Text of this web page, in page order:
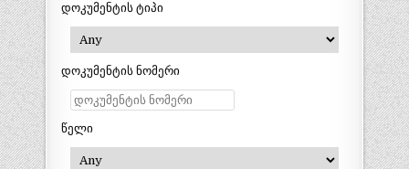
დოკუმენტის ტიპი
დოკუმენტის ნომერი
წელი